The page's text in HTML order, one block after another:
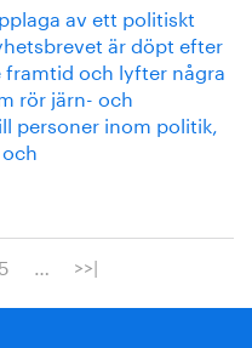
av ett politiskt
är döpt efter
och lyfter några
rör järn- och
personer inom politik,
5 … >>|